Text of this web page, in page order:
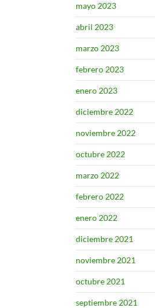
mayo 2023
abril 2023
marzo 2023
febrero 2023
enero 2023
diciembre 2022
noviembre 2022
octubre 2022
marzo 2022
febrero 2022
enero 2022
diciembre 2021
noviembre 2021
octubre 2021
septiembre 2021